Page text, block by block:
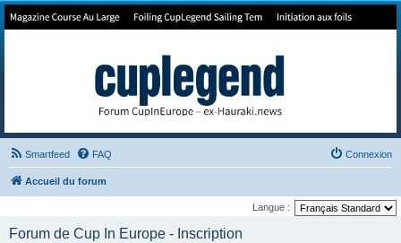
Forum de Cup In Europe
Smartfeed FAQ Connexion
Accueil du forum
Langue :
Forum de Cup In Europe - Inscription